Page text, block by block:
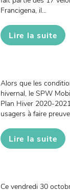
Francigena, il...
Lire la suite
Alors que les
hivernal, le SPW
Plan Hiver 2020-
usagers à faire
Lire la suite
Ce vendredi 30